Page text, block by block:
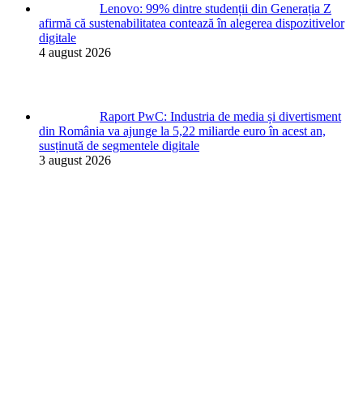
Lenovo: 99% dintre studenții din Generația Z
afirmă că sustenabilitatea contează în alegerea dispozitivelor
digitale
4 august 2026
Raport PwC: Industria de media și divertisment
din România va ajunge la 5,22 miliarde euro în acest an,
susținută de segmentele digitale
3 august 2026